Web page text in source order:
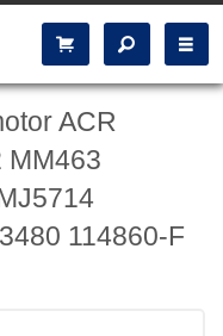
ACR
MM463
114860-F